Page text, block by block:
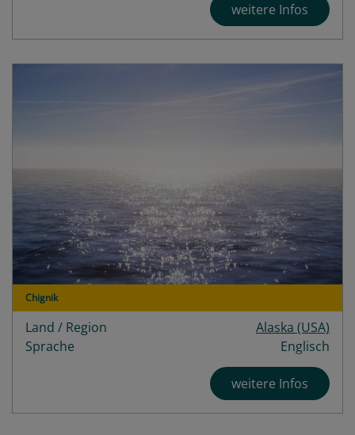
weitere Infos
Chignik
Land / Region
Alaska (USA)
Sprache
Englisch
weitere Infos